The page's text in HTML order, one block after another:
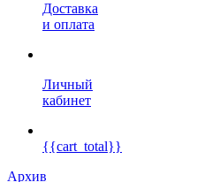
Доставка
и оплата
Личный
кабинет
{{cart_total}}
Архив